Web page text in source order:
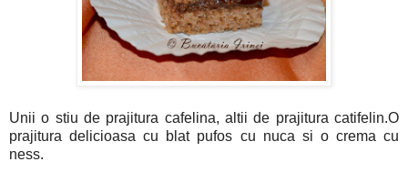
Unii o stiu de prajitura cafelina, altii de prajitura catifelin.O
prajitura delicioasa cu blat pufos cu nuca si o crema cu
ness.